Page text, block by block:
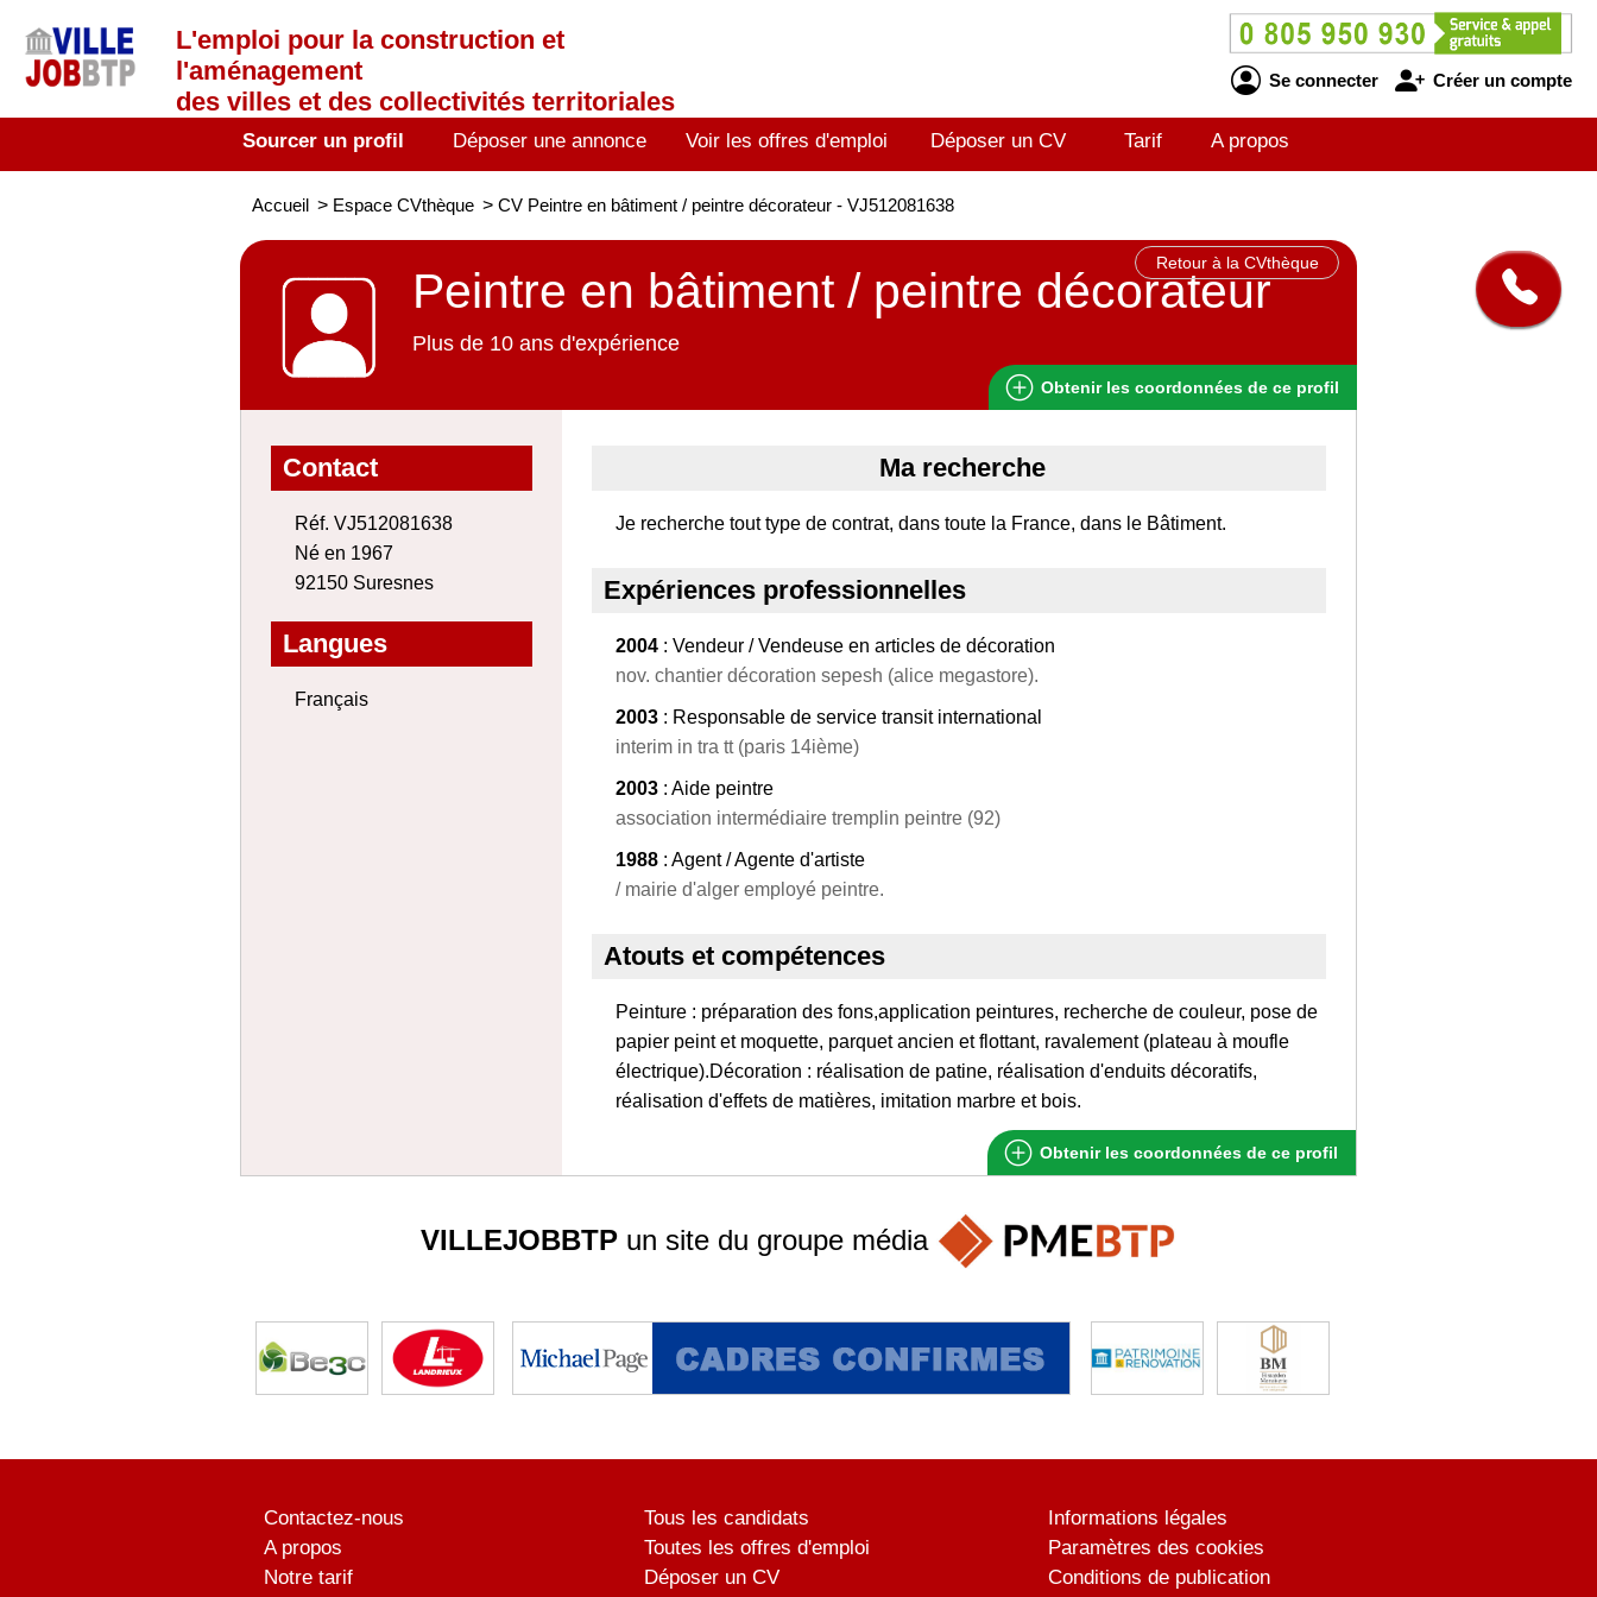
L'emploi pour la construction et
l'aménagement
des villes et des collectivités territoriales
Se connecter Créer un compte
Sourcer un profil Déposer une annonce Voir les offres d'emploi Déposer un CV Tarif A propos
Accueil > Espace CVthèque > CV Peintre en bâtiment / peintre décorateur - VJ512081638
Retour à la CVthèque
Peintre en bâtiment / peintre décorateur
Plus de 10 ans d'expérience
Obtenir les coordonnées de ce profil
Contact
Réf. VJ512081638
Né en 1967
92150 Suresnes
Langues
Français
Ma recherche
Je recherche tout type de contrat, dans toute la France, dans le Bâtiment.
Expériences professionnelles
2004 : Vendeur / Vendeuse en articles de décoration
nov. chantier décoration sepesh (alice megastore).
2003 : Responsable de service transit international
interim in tra tt (paris 14ième)
2003 : Aide peintre
association intermédiaire tremplin peintre (92)
1988 : Agent / Agente d'artiste
/ mairie d'alger employé peintre.
Atouts et compétences
Peinture : préparation des fons,application peintures, recherche de couleur, pose de
papier peint et moquette, parquet ancien et flottant, ravalement (plateau à moufle
électrique).Décoration : réalisation de patine, réalisation d'enduits décoratifs,
réalisation d'effets de matières, imitation marbre et bois.
Obtenir les coordonnées de ce profil
VILLEJOBBTPun site du groupe média
Contactez-nous
A propos
Notre tarif
Tous les candidats
Toutes les offres d'emploi
Déposer un CV
Informations légales
Paramètres des cookies
Conditions de publication